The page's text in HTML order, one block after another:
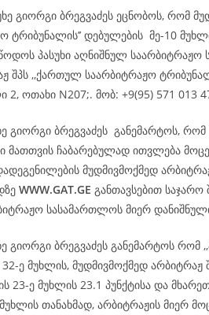
გიორგი ბრეგვაძეს ეცნობოს, რომ
დებულების მე-10
პასუხი აღნიშნულ
შპს ,,ქართულ საარბიტრაჟო
2, ოთახი N207;. მობ: +9(95) 571 013
გიორგი ბრეგვაძეს განემარტოს,
ჩაბარებულად ითვლება
მუდმივმოქმედ
WWW.GAT.GE განთავსებით საჯარო
სასამართლოს მიერ
გიორგი ბრეგვაძეს განემარტოს რომ
ე მუხლის, მუდმივმოქმედ
23-ე მუხლის 23.1 პუნქტისა და
თანახმად, არბიტრაჟის მიერ